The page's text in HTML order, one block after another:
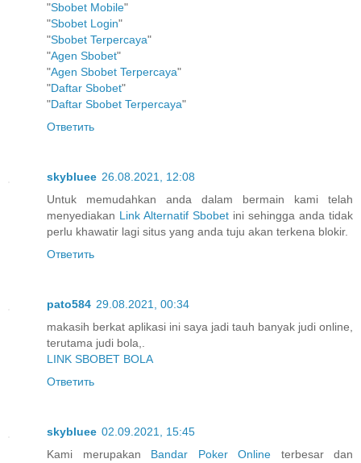
"Sbobet Mobile"
"Sbobet Login"
"Sbobet Terpercaya"
"Agen Sbobet"
"Agen Sbobet Terpercaya"
"Daftar Sbobet"
"Daftar Sbobet Terpercaya"
Ответить
skybluee 26.08.2021, 12:08
Untuk memudahkan anda dalam bermain kami telah
menyediakan Link Alternatif Sbobet ini sehingga anda tidak
perlu khawatir lagi situs yang anda tuju akan terkena blokir.
Ответить
pato584 29.08.2021, 00:34
makasih berkat aplikasi ini saya jadi tauh banyak judi online,
terutama judi bola,.
LINK SBOBET BOLA
Ответить
skybluee 02.09.2021, 15:45
Kami merupakan Bandar Poker Online terbesar dan